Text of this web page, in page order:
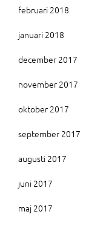
februari 2018
januari 2018
december 2017
november 2017
oktober 2017
september 2017
augusti 2017
juni 2017
maj 2017